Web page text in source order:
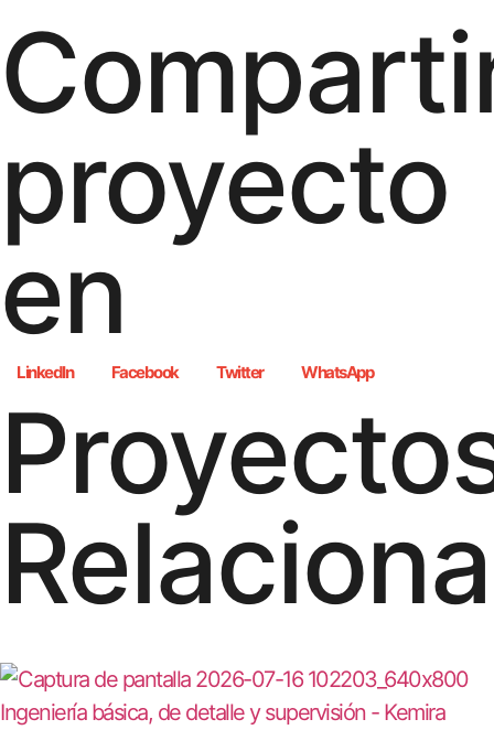
proyecto
en
LinkedIn Facebook Twitter WhatsApp
Ingeniería básica, de detalle y supervisión - Kemira